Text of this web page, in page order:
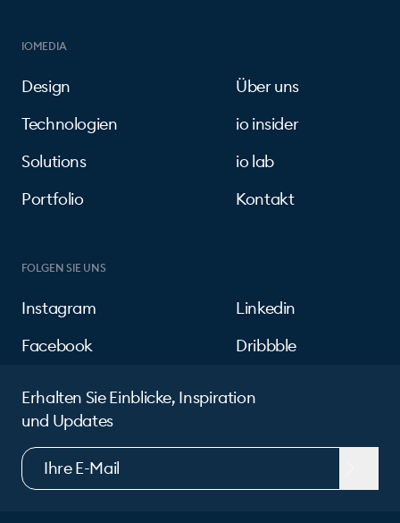
IOMEDIA
Design
Technologien
Solutions
Portfolio
Über uns
io insider
io lab
Kontakt
FOLGEN SIE UNS
Instagram
Facebook
Linkedin
Dribbble
Erhalten Sie Einblicke, Inspiration
und Updates